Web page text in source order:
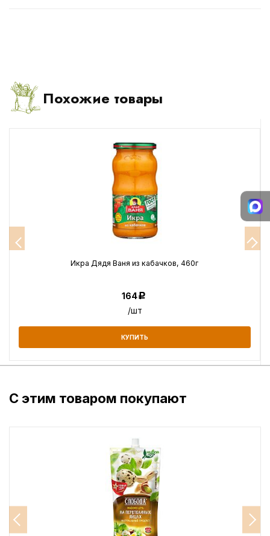
Похожие товары
Икра Дядя Ваня из кабачков, 460г
164Р
/шт
КУПИТЬ
С этим товаром покупают